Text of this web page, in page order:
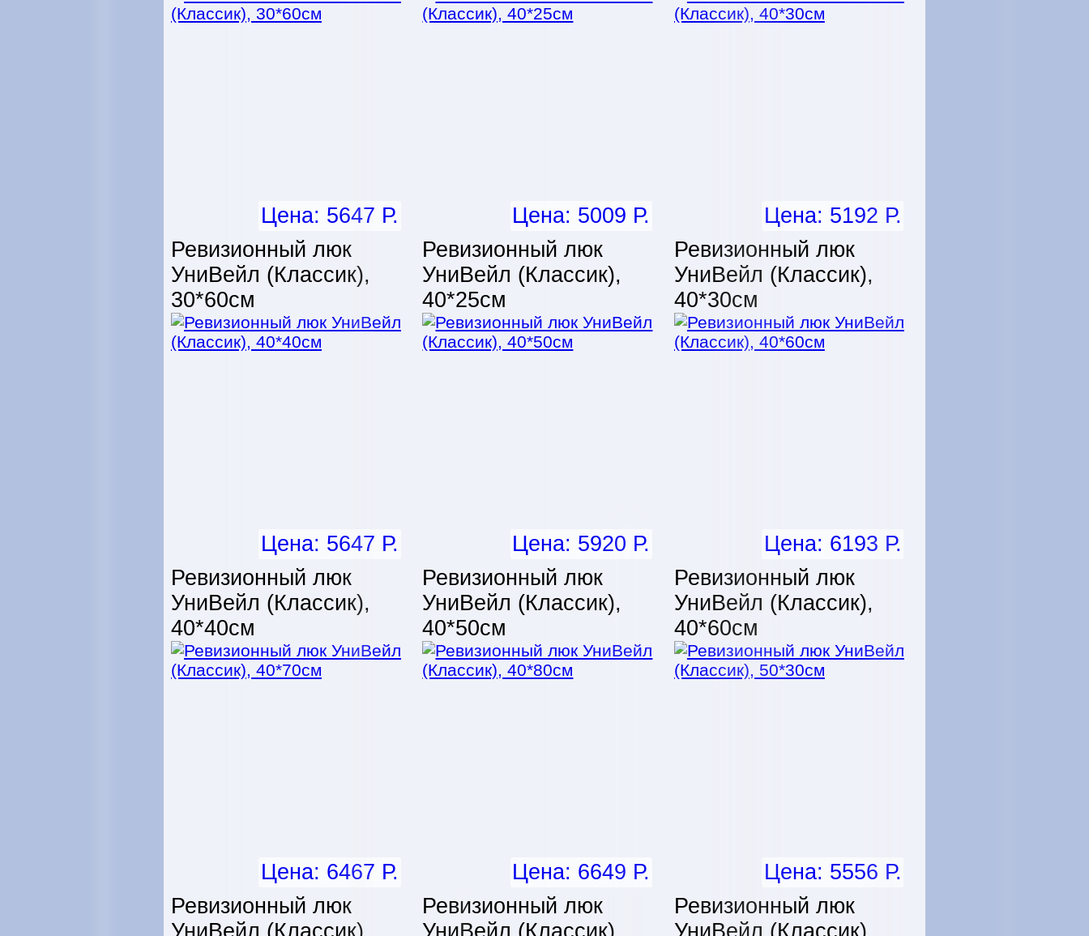
Цена: 5647 Р.
Ревизионный люк
УниВейл (Классик),
30*60см
Цена: 5009 Р.
Ревизионный люк
УниВейл (Классик),
40*25см
Цена: 5192 Р.
Ревизионный люк
УниВейл (Классик),
40*30см
Цена: 5647 Р.
Ревизионный люк
УниВейл (Классик),
40*40см
Цена: 5920 Р.
Ревизионный люк
УниВейл (Классик),
40*50см
Цена: 6193 Р.
Ревизионный люк
УниВейл (Классик),
40*60см
Цена: 6467 Р.
Ревизионный люк
УниВейл (Классик),
Цена: 6649 Р.
Ревизионный люк
УниВейл (Классик),
Цена: 5556 Р.
Ревизионный люк
УниВейл (Классик),